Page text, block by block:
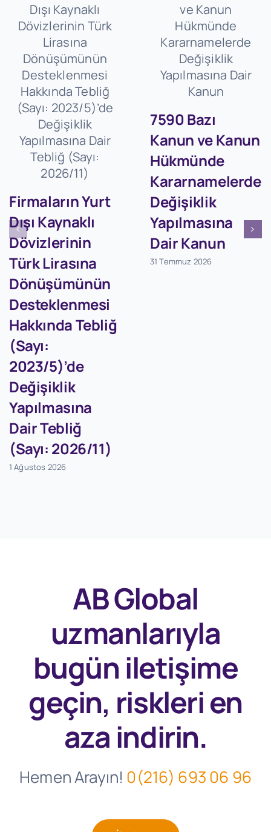
Firmaların Yurt
Dışı Kaynaklı
Dövizlerinin
Türk Lirasına
Dönüşümünün
Desteklenmesi
Hakkında Tebliğ
(Sayı:
2023/5)’de
Değişiklik
Yapılmasına
Dair Tebliğ
(Sayı: 2026/11)
1 Ağustos 2026
7590 Bazı
Kanun ve Kanun
Hükmünde
Kararnamelerde
Değişiklik
Yapılmasına
Dair Kanun
31 Temmuz 2026
AB Global
uzmanlarıyla
bugüniletişime
geçin, riskleri en
aza indirin.
Hemen Arayın! 0(216) 693 06 96